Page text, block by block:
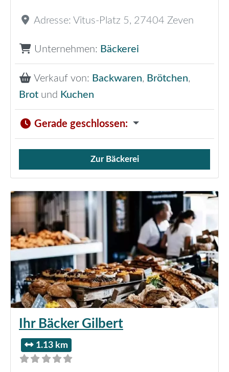
Adresse: Vitus-Platz 5, 27404 Zeven
Unternehmen: Bäckerei
Verkauf von: Backwaren, Brötchen,
Brot und Kuchen
Gerade geschlossen:
Verkauf von Brötchen,
Zur Bäckerei
Ihr Bäcker Gilbert
1.13 km